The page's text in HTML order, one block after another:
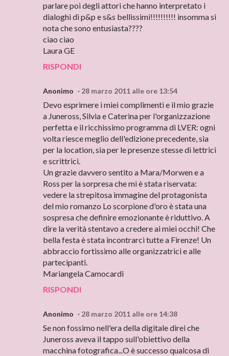
parlare poi degli attori che hanno interpretato i
dialoghi di p&p e s&s bellissimi!!!!!!!!!! insomma si
nota che sono entusiasta????
ciao ciao
Laura GE
RISPONDI
Anonimo 28 marzo 2011 alle ore 13:54
Devo esprimere i miei complimenti e il mio grazie
a Juneross, Silvia e Caterina per l'organizzazione
perfetta e il ricchissimo programma di LVER: ogni
volta riesce meglio dell'edizione precedente, sia
per la location, sia per le presenze stesse di lettrici
e scrittrici.
Un grazie davvero sentito a Mara/Morwen e a
Ross per la sorpresa che mi è stata riservata:
vedere la strepitosa immagine del protagonista
del mio romanzo Lo scorpione d'oro è stata una
sospresa che definire emozionante è riduttivo. A
dire la verità stentavo a credere ai miei occhi! Che
bella festa è stata incontrarci tutte a Firenze! Un
abbraccio fortissimo alle organizzatrici e alle
partecipanti.
Mariangela Camocardi
RISPONDI
Anonimo 28 marzo 2011 alle ore 14:38
Se non fossimo nell'era della digitale direi che
Juneross aveva il tappo sull'obiettivo della
macchina fotografica...O è successo qualcosa di